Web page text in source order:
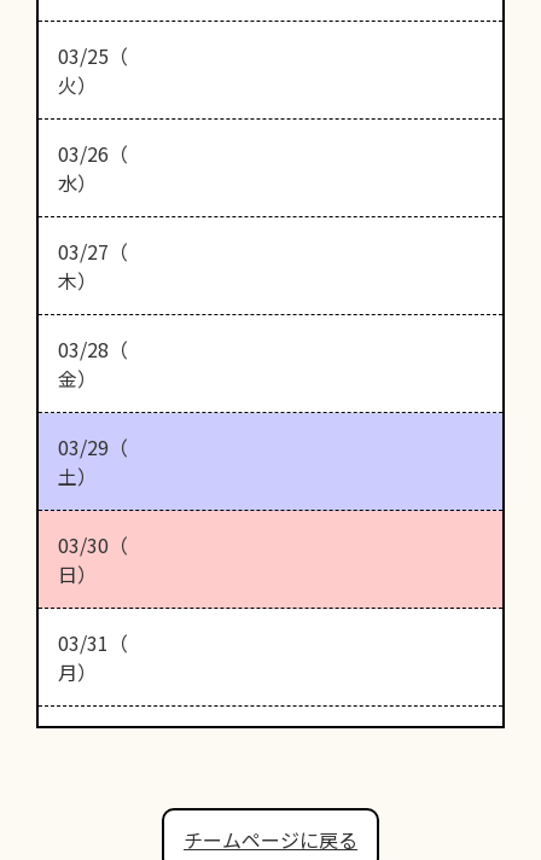
03/25（
火）
03/26（
水）
03/27（
木）
03/28（
金）
03/29（
土）
03/30（
日）
03/31（
月）
チームページに戻る